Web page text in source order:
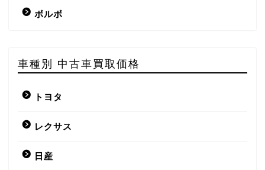
ボルボ
車種別 中古車買取価格
トヨタ
レクサス
日産